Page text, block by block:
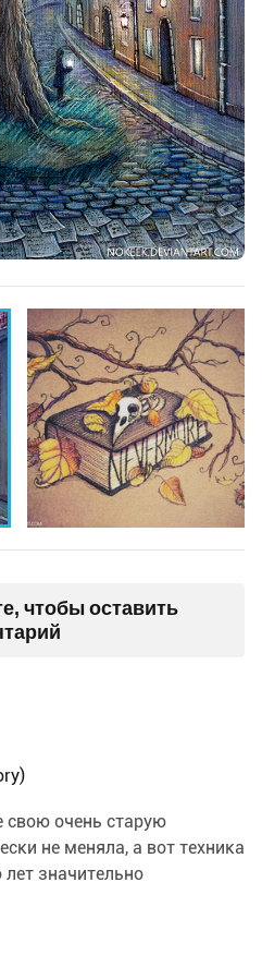
чтобы оставить
свою очень старую
не меняла, а вот техника
значительно